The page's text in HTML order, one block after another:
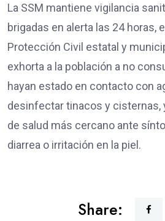
La SSM mantiene vigilancia
brigadas en alerta las 24 horas,
Protección Civil estatal y
exhorta a la población a no
hayan estado en contacto con
desinfectar tinacos y cisternas,
de salud más cercano ante
diarrea o irritación en la piel.
Share: